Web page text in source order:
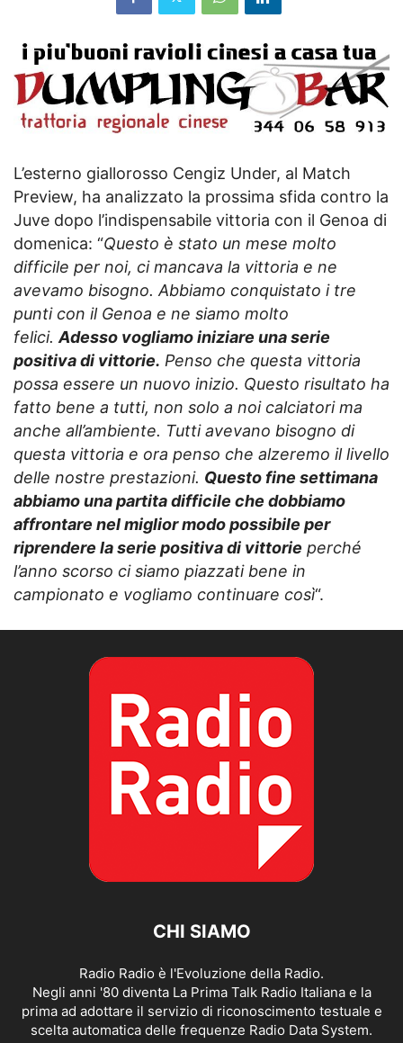
L’esterno giallorosso Cengiz Under, al Match
Preview, ha analizzato la prossima sfida contro la
Juve dopo l’indispensabile vittoria con il Genoa di
domenica: “Questo è stato un mese molto
difficile per noi, ci mancava la vittoria e ne
avevamo bisogno. Abbiamo conquistato i tre
punti con il Genoa e ne siamo molto
felici.Adesso vogliamo iniziare una serie
positiva di vittorie. Penso che questa vittoria
possa essere un nuovo inizio. Questo risultato ha
fatto bene a tutti, non solo a noi calciatori ma
anche all’ambiente. Tutti avevano bisogno di
questa vittoria e ora penso che alzeremo il livello
delle nostre prestazioni. Questo fine settimana
abbiamo una partita difficile che dobbiamo
affrontare nel miglior modo possibile per
riprendere la serie positiva di vittorie perché
l’anno scorso ci siamo piazzati bene in
campionato e vogliamo continuare così“.
CHI SIAMO
Radio Radio è l'Evoluzione della Radio.
Negli anni '80 diventa La Prima Talk Radio Italiana e la
prima ad adottare il servizio di riconoscimento testuale e
scelta automatica delle frequenze Radio Data System.